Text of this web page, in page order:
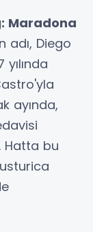
Maradona
adı, Diego
yılında
ayında,
Hatta bu